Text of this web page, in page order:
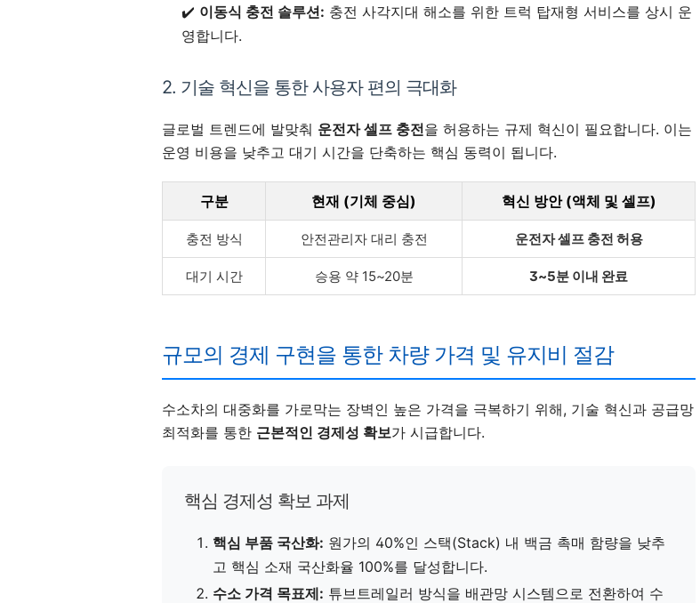
✔️ 이동식 충전 솔루션: 충전 사각지대 해소를 위한 트럭 탑재형 서비스를 상시 운
영합니다.
2. 기술 혁신을 통한 사용자 편의 극대화
글로벌 트렌드에 발맞춰 운전자 셀프 충전을 허용하는 규제 혁신이 필요합니다. 이는
운영 비용을 낮추고 대기 시간을 단축하는 핵심 동력이 됩니다.
구분 현재 (기체 중심) 혁신 방안 (액체 및 셀프)
충전 방식 안전관리자 대리 충전 운전자 셀프 충전 허용
대기 시간 승용 약 15~20분 3~5분 이내 완료
규모의 경제 구현을 통한 차량 가격 및 유지비 절감
수소차의 대중화를 가로막는 장벽인 높은 가격을 극복하기 위해, 기술 혁신과 공급망
최적화를 통한 근본적인 경제성 확보가 시급합니다.
핵심 경제성 확보 과제
핵심 부품 국산화: 원가의 40%인 스택(Stack) 내 백금 촉매 함량을 낮추
고 핵심 소재 국산화율 100%를 달성합니다.
수소 가격 목표제: 튜브트레일러 방식을 배관망 시스템으로 전환하여 수